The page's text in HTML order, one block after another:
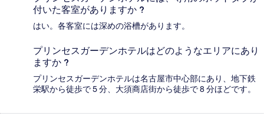
付いた客室がありますか ?
はい。各客室には深めの浴槽があります。
プリンセスガーデンホテルはどのようなエリアにあり
ますか ?
プリンセスガーデンホテルは名古屋市中心部にあり、地下鉄
栄駅から徒歩で 5 分、大須商店街から徒歩で 8 分ほどです。